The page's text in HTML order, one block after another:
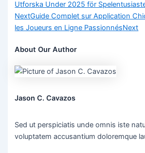
Utforska Under 2025 för
NextGuide Complet sur Application
les Joueurs en Ligne PassionnésNext
About Our Author
Jason C. Cavazos
Sed ut perspiciatis unde omnis iste
voluptatem accusantium doloremque